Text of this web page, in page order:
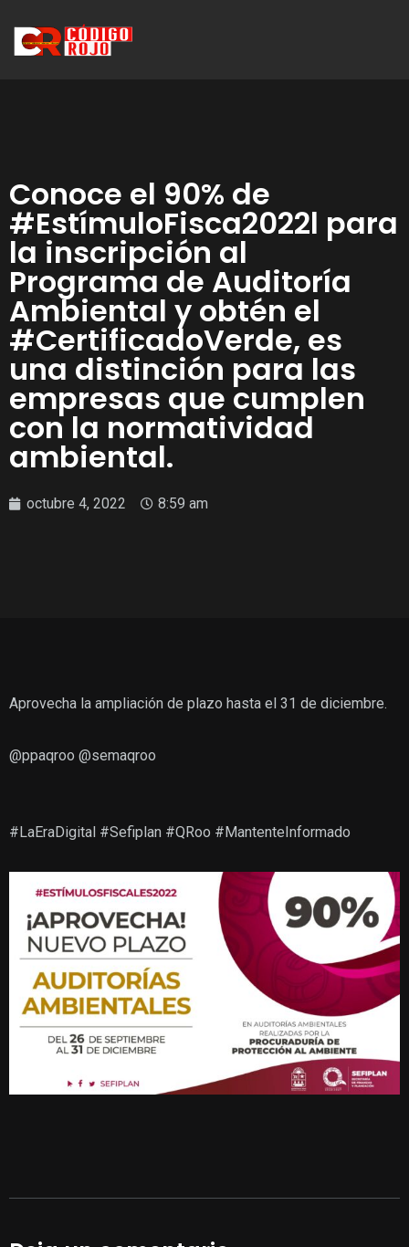
Conoce el 90% de
#EstímuloFisca2022l para
la inscripción al
Programa de Auditoría
Ambiental y obtén el
#CertificadoVerde, es
una distinción para las
empresas que cumplen
con la normatividad
ambiental.
octubre 4, 2022 8:59 am
Aprovecha la ampliación de plazo hasta el 31 de diciembre.
@ppaqroo @semaqroo
#LaEraDigital #Sefiplan #QRoo #MantenteInformado